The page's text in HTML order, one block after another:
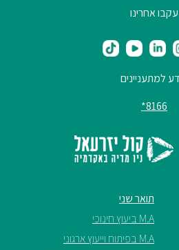
עקבו אחרינו
למתעניינים
8166*
תואר שני
M.A ביעוץ חינוכי
M.A בפיתוח וייעוץ ארגוני